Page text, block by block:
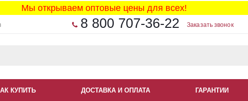
Мы открываем оптовые цены для всех!
8 800 707-36-22 Заказать звонок
КУПИТЬ ДОСТАВКА И ОПЛАТА ГАРАНТИИ